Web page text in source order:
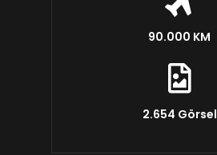
90.000 KM
2.654 Görsel